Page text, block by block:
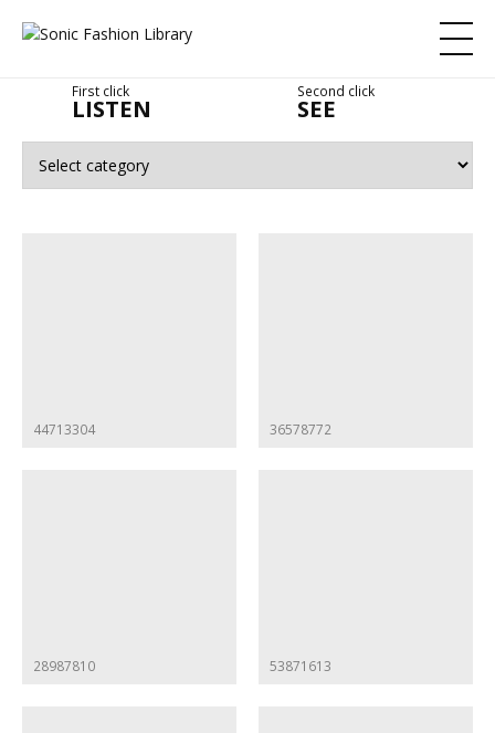
First click
LISTEN
Second click
SEE
44713304 36578772
28987810 53871613